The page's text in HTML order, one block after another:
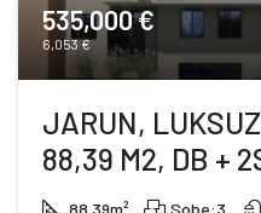
535,000 €
6,053 €
JARUN,
88,39 M2, DB +
88.39m² Sobe:3